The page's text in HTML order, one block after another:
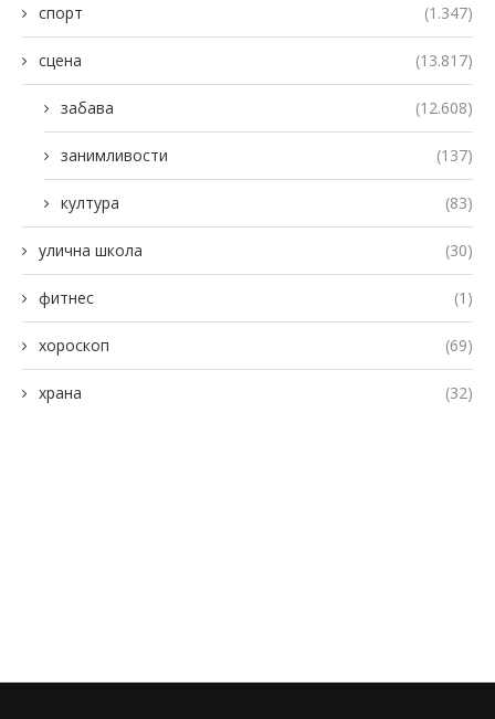
спорт (1.347)
сцена (13.817)
забава (12.608)
занимливости (137)
култура (83)
улична школа (30)
фитнес (1)
хороскоп (69)
храна (32)